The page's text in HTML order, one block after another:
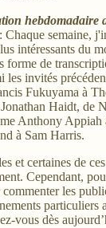
hebdomadaire
: Chaque semaine,
intéressants du
forme de
les invités
Fukuyama à
Haidt, de
Anthony Appiah
à Sam Harris.
et certaines de
Cependant,
les
particuliers
vous dès